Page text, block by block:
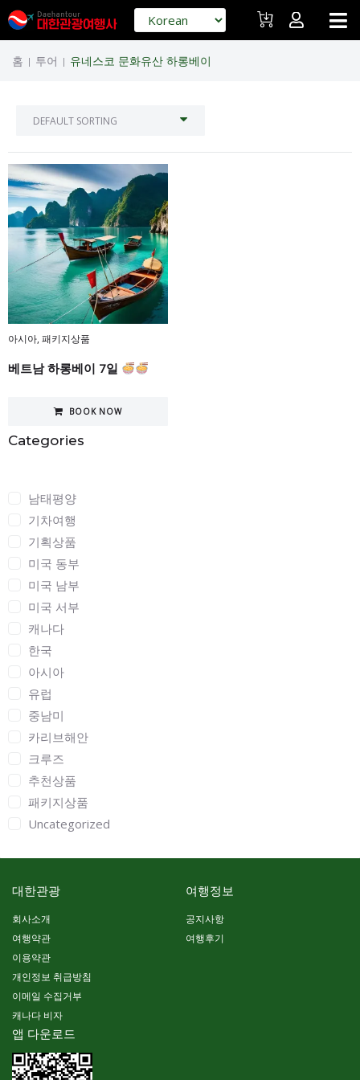
홈 | 투어 | 유네스코 문화유산 하롱베이
Categories
남태평양
기차여행
기획상품
미국 동부
미국 남부
미국 서부
캐나다
한국
아시아
유럽
중남미
카리브해안
크루즈
추천상품
패키지상품
Uncategorized
아시아,패키지상품
베트남 하롱베이 7일
BOOK NOW
대한관광
회사소개
여행약관
이용약관
개인정보 취급방침
이메일 수집거부
캐나다 비자
여행정보
공지사항
여행후기
앱 다운로드